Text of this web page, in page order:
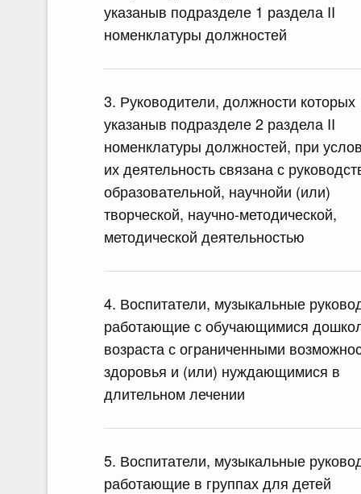
указаныв подразделе 1 раздела II
номенклатуры должностей
3. Руководители, должности которых
указаныв подразделе 2 раздела II
номенклатуры должностей, при
их деятельность связана с
образовательной, научнойи (или)
творческой, научно-методической,
методической деятельностью
4. Воспитатели, музыкальные
работающие с обучающимися
возраста с ограниченными
здоровья и (или) нуждающимися в
длительном лечении
5. Воспитатели, музыкальные
работающие в группах для детей